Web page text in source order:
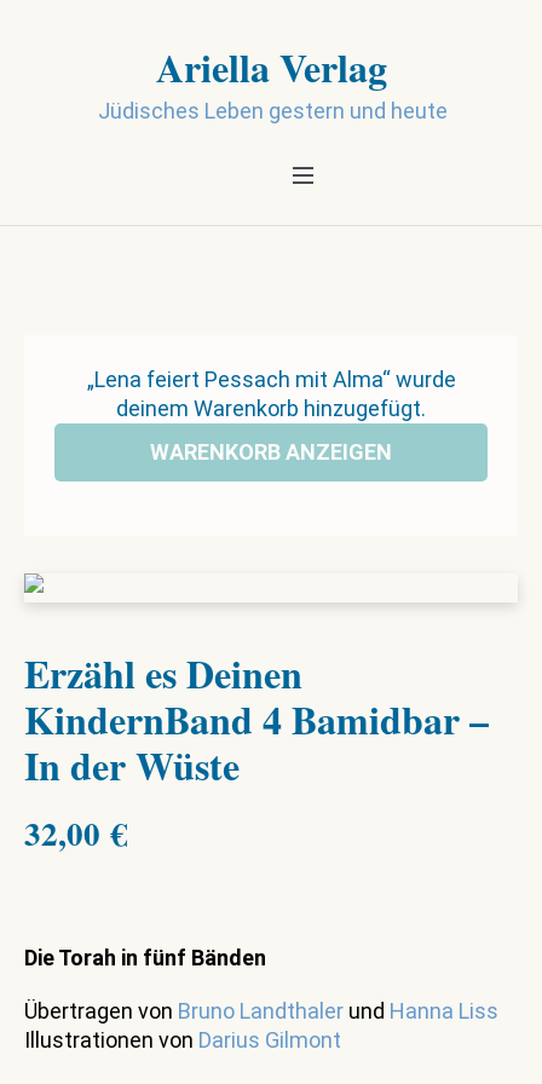
Ariella Verlag
Jüdisches Leben gestern und heute
„Lena feiert Pessach mit Alma“ wurde
deinem Warenkorb hinzugefügt.
WARENKORB ANZEIGEN
Erzähl es Deinen
KindernBand 4 Bamidbar –
In der Wüste
32,00 €
Die Torah in fünf Bänden
Übertragen von Bruno Landthaler und Hanna Liss
Illustrationen von Darius Gilmont